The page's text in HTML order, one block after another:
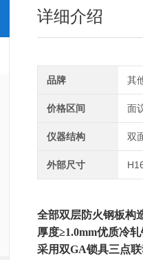
详细介绍
品牌 其
价格区间 面
仪器结构 双
外部尺寸
全部双层防火钢板构
厚度≥1.0mm优质冷
采用双GA锁具三点